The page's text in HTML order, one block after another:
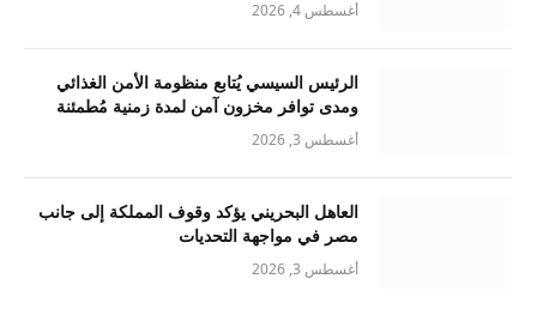
أغسطس 4, 2026
الرئيس السيسي يُتابع منظومة الأمن الغذائي
ومدى توافر مخزون آمن لمدة زمنية مُطمئنة
أغسطس 3, 2026
العاهل البحريني يؤكد وقوف المملكة إلى جانب
مصر في مواجهة التحديات
أغسطس 3, 2026